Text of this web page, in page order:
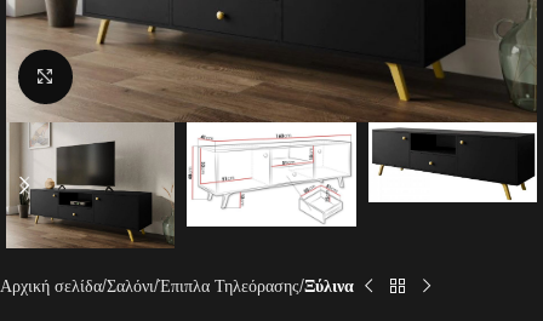
Click to enlarge
Αρχική σελίδα Σαλόνι Έπιπλα Τηλεόρασης Ξύλινα